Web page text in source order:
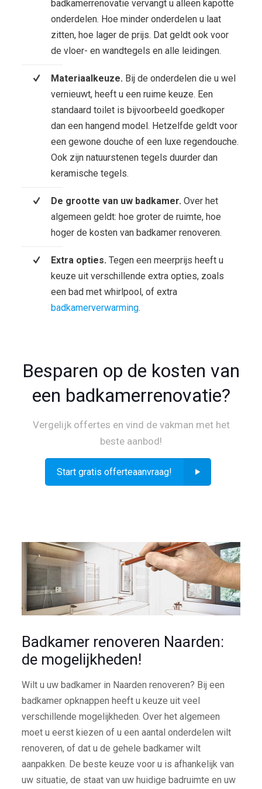
badkamerrenovatie vervangt u alleen kapotte
onderdelen. Hoe minder onderdelen u laat
zitten, hoe lager de prijs. Dat geldt ook voor
de vloer- en wandtegels en alle leidingen.
Materiaalkeuze. Bij de onderdelen die u wel
vernieuwt, heeft u een ruime keuze. Een
standaard toilet is bijvoorbeeld goedkoper
dan een hangend model. Hetzelfde geldt voor
een gewone douche of een luxe regendouche.
Ook zijn natuurstenen tegels duurder dan
keramische tegels.
De grootte van uw badkamer. Over het
algemeen geldt: hoe groter de ruimte, hoe
hoger de kosten van badkamer renoveren.
Extra opties. Tegen een meerprijs heeft u
keuze uit verschillende extra opties, zoals
een bad met whirlpool, of extra
badkamerverwarming.
Besparen op de kosten van
een badkamerrenovatie?
Vergelijk offertes en vind de vakman met het
beste aanbod!
Start gratis offerteaanvraag!
Badkamer renoveren Naarden:
de mogelijkheden!
Wilt u uw badkamer in Naarden renoveren? Bij een
badkamer opknappen heeft u keuze uit veel
verschillende mogelijkheden. Over het algemeen
moet u eerst kiezen of u een aantal onderdelen wilt
renoveren, of dat u de gehele badkamer wilt
aanpakken. De beste keuze voor u is afhankelijk van
uw situatie, de staat van uw huidige badruimte en uw